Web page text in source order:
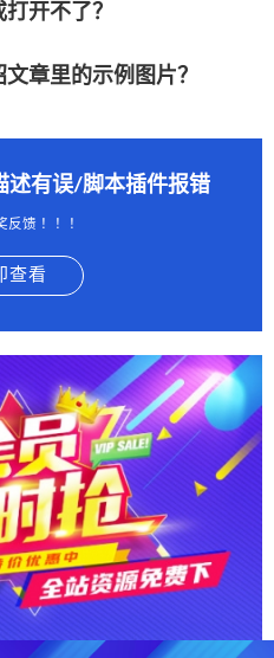
开不了？
章里的示例图片？
述有误/脚本插件报错
反馈 ！！！
查看